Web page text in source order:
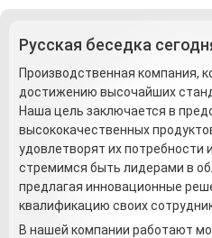
Русская беседка
Производственная компания,
достижению высочайших
Наша цель заключается в
высококачественных
удовлетворят их
стремимся быть лидерами в
предлагая инновационные
квалификацию своих
В нашей компании работают